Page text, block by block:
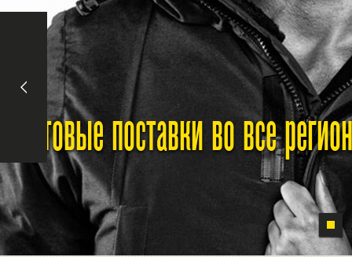
Оптовые поставки во все